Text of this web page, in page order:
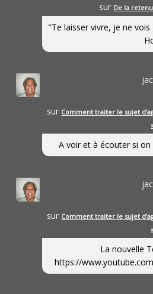
sur De la
"Te laisser vivre, je ne
sur Comment traiter le sujet
A voir et à écouter si on
sur Comment traiter le sujet
La nouvelle
https://